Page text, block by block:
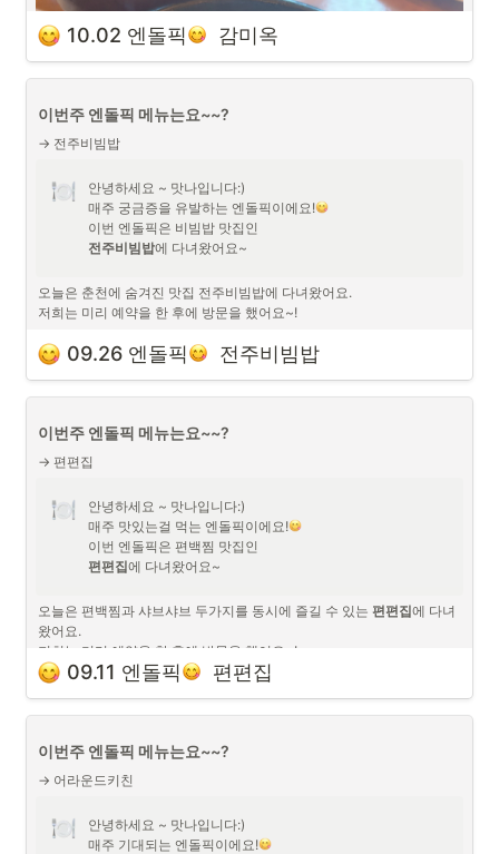
돌솥에 나와서 금방 식지않고 따뜻하게도 먹을 수 있구요!
10.02 엔돌픽
  감미옥
이번주 엔돌픽 메뉴는요~~?
→ 전주비빔밥
안녕하세요 ~ 맛나입니다:)
매주 궁금증을 유발하는 엔돌픽이에요!
전주비빔밥에 다녀왔어요~
오늘은 춘천에 숨겨진 맛집 전주비빔밥에 다녀왔어요.
저희는 미리 예약을 한 후에 방문을 했어요~!
백반집보다 반찬이 엄청 많이 나와서 놀랬어요!
09.26 엔돌픽
  전주비빔밥
이번주 엔돌픽 메뉴는요~~?
→ 편편집
안녕하세요 ~ 맛나입니다:)
매주 맛있는걸 먹는 엔돌픽이에요!
편편집에 다녀왔어요~
오늘은 편백찜과 샤브샤브 두가지를 동시에 즐길 수 있는 편편집에 다녀
왔어요.
저희는 미리 예약을 한 후에 방문을 했어요~!
사진은 이것밖에 없지만ㅠ ㅠ
요!!!!
오늘도 편안하고~ 맛있는 엔돌픽이였습니다~
09.11 엔돌픽
  편편집
이번주 엔돌픽 메뉴는요~~?
→ 어라운드키친
안녕하세요 ~ 맛나입니다:)
매주 기대되는 엔돌픽이에요!